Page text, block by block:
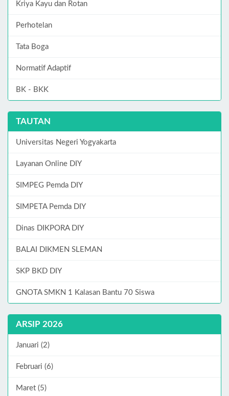
Kriya Kayu dan Rotan
Perhotelan
Tata Boga
Normatif Adaptif
BK - BKK
TAUTAN
Universitas Negeri Yogyakarta
Layanan Online DIY
SIMPEG Pemda DIY
SIMPETA Pemda DIY
Dinas DIKPORA DIY
BALAI DIKMEN SLEMAN
SKP BKD DIY
GNOTA SMKN 1 Kalasan Bantu 70 Siswa
ARSIP 2026
Januari (2)
Februari (6)
Maret (5)